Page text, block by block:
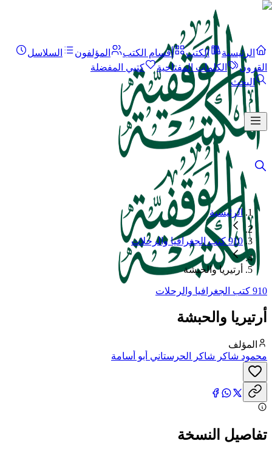
الرئيسية الكتب أقسام الكتب المؤلفون
السلاسل
القرون
الكلمات المفتاحية
كتبي المفضلة
البحث
الرئيسية
910 كتب الجغرافيا والرحلات
أرتيريا والحبشة
910 كتب الجغرافيا والرحلات
أرتيريا والحبشة
المؤلف
محمود شاكر شاكر الحرستاني أبو أسامة
تفاصيل النسخة